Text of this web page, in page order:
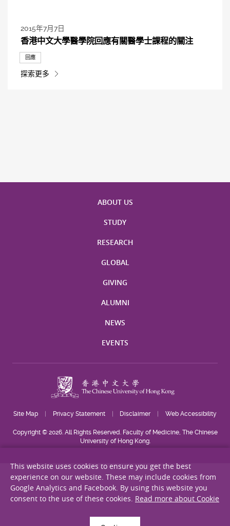
2015年7月7日
香港中文大學醫學院回應有關醫學士課程的關注
回應
探索更多
ABOUT US
STUDY
RESEARCH
GLOBAL
GIVING
ALUMNI
NEWS
EVENTS
Site Map Privacy Statement Disclaimer Web Accessibility
Copyright © 2026. All Rights Reserved. Faculty of Medicine, The Chinese
University of Hong Kong.
This website uses cookies to ensure you get the best
experience on our website. These may include cookies from
Google Analytics and Facebook. By using this website you
consent to the use of these cookies. Read more about Cookie